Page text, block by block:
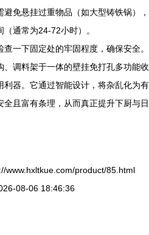
避免悬挂过重物品（如大型铸铁锅），
通常为24-72小时）。
查一下固定处的牢固程度，确保安全。
调料架于一体的壁挂免打孔多功能收
器。它通过智能设计，将杂乱化为有
且富有条理，从而真正提升下厨与日
www.hxltkue.com/product/85.html
08-06 18:46:36